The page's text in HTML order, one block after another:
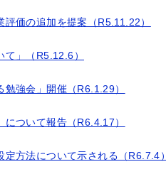
価の追加を提案（R5.11.22）
」（R5.12.6）
強会」開催（R6.1.29）
について報告（R6.4.17）
方法について示される（R6.7.4）